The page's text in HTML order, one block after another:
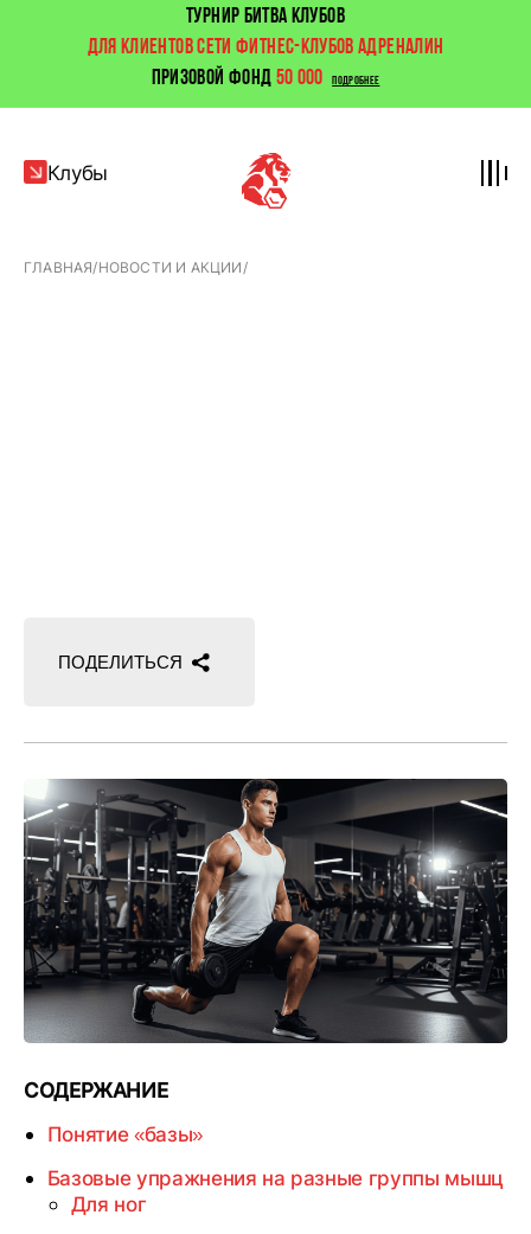
ТУРНИР БИТВА КЛУБОВ
ДЛЯ КЛИЕНТОВ СЕТИ ФИТНЕС-КЛУБОВ АДРЕНАЛИН
ПРИЗОВОЙ ФОНД 50 000 ПОДРОБНЕЕ
Клубы
ГЛАВНАЯ/НОВОСТИ И АКЦИИ /
зала
СОДЕРЖАНИЕ
Понятие «базы»
Базовые упражнения на разные группы мышц
Для ног